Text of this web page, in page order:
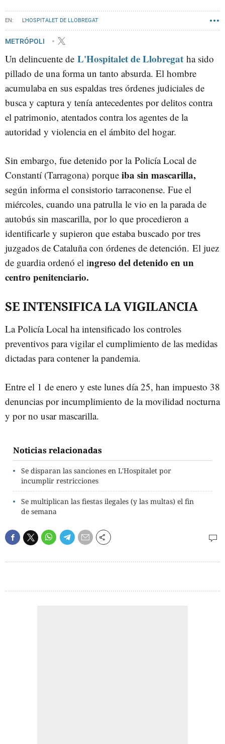
L'HOSPITALET DE LLOBREGAT
METRÓPOLI
Un delincuente de L'Hospitalet de Llobregat ha sido
pillado de una forma un tanto absurda. El hombre
acumulaba en sus espaldas tres órdenes judiciales de
busca y captura y tenía antecedentes por delitos contra
el patrimonio, atentados contra los agentes de la
autoridad y violencia en el ámbito del hogar.
Sin embargo, fue detenido por la Policía Local de
Constantí (Tarragona) porque iba sin mascarilla,
según informa el consistorio tarraconense. Fue el
miércoles, cuando una patrulla le vio en la parada de
autobús sin mascarilla, por lo que procedieron a
identificarle y supieron que estaba buscado por tres
juzgados de Cataluña con órdenes de detención. El juez
de guardia ordenó el ingreso del detenido en un
centro penitenciario.
SE INTENSIFICA LA VIGILANCIA
La Policía Local ha intensificado los controles
preventivos para vigilar el cumplimiento de las medidas
dictadas para contener la pandemia.
Entre el 1 de enero y este lunes día 25, han impuesto 38
denuncias por incumplimiento de la movilidad nocturna
y por no usar mascarilla.
Noticias relacionadas
Se disparan las sanciones en L'Hospitalet por
incumplir restricciones
Se multiplican las fiestas ilegales (y las multas) el fin
de semana